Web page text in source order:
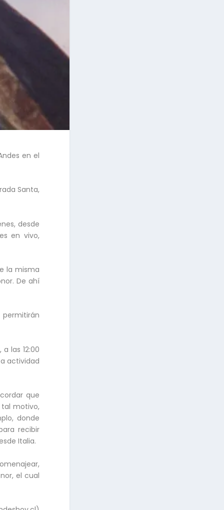
en el
Santa,
desde
en vivo,
la misma
De ahí
permitirán
las 12:00
actividad
que
tal motivo,
donde
recibir
Italia.
el cual